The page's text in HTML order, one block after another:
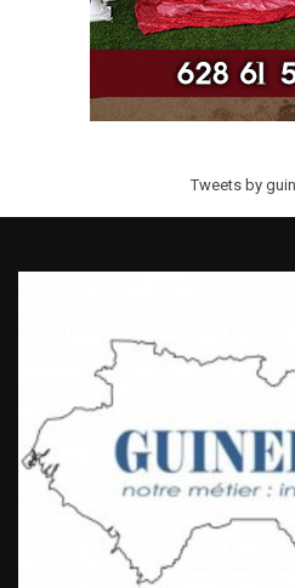
Tweets by